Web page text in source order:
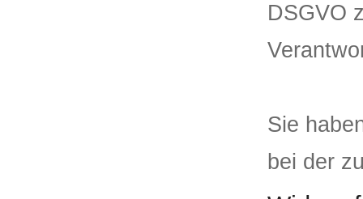
DSGVO
Sie
bei der